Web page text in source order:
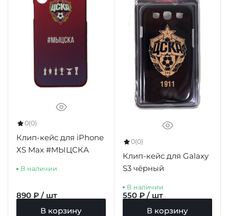
0(0)
Клип-кейс для iPhone
ХS Max #МЫЦСКА
В наличии
890 ₽ / шт
В корзину
0(0)
Клип-кейс для Galaxy
S3 чёрный
В наличии
550 ₽ / шт
В корзину